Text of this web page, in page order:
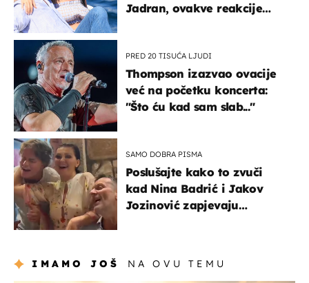
Jadran, ovakve reakcije
PRED 20 TISUĆA LJUDI
Thompson izazvao ovacije
već na početku koncerta:
"Što ću kad sam slab..."
SAMO DOBRA PISMA
Poslušajte kako to zvuči
kad Nina Badrić i Jakov
Jozinović zapjevaju
IMAMO JOŠ NA OVU TEMU